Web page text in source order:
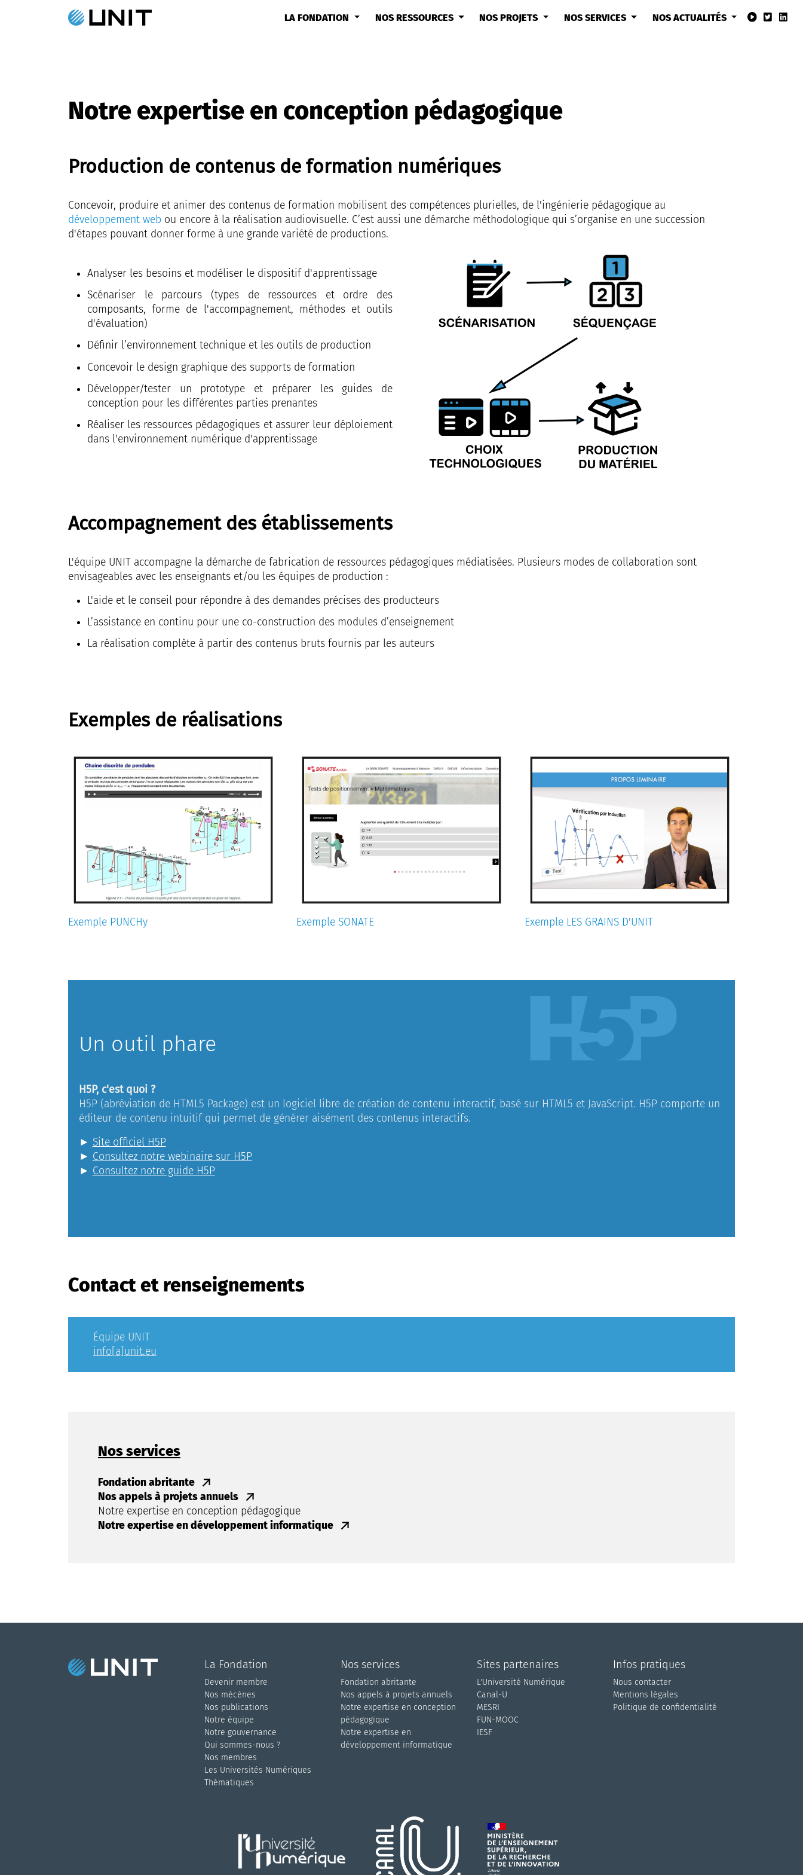
LA FONDATION NOS RESSOURCES NOS PROJETS NOS SERVICES NOS ACTUALITÉS
Notre expertise en conception pédagogique
Production de contenus de formation numériques
Concevoir, produire et animer des contenus de formation mobilisent des compétences plurielles, de l'ingénierie pédagogique au
développement web ou encore à la réalisation audiovisuelle. C’est aussi une démarche méthodologique qui s’organise en une succession
d'étapes pouvant donner forme à une grande variété de productions.
Analyser les besoins et modéliser le dispositif d'apprentissage
Scénariser le parcours (types de ressources et ordre des
composants, forme de l'accompagnement, méthodes et outils
d'évaluation)
Définir l’environnement technique et les outils de production
Concevoir le design graphique des supports de formation
Développer/tester un prototype et préparer les guides de
conception pour les différentes parties prenantes
Réaliser les ressources pédagogiques et assurer leur déploiement
dans l'environnement numérique d'apprentissage
Accompagnement des établissements
L'équipe UNIT accompagne la démarche de fabrication de ressources pédagogiques médiatisées. Plusieurs modes de collaboration sont
envisageables avec les enseignants et/ou les équipes de production :
L'aide et le conseil pour répondre à des demandes précises des producteurs
L’assistance en continu pour une co-construction des modules d’enseignement
La réalisation complète à partir des contenus bruts fournis par les auteurs
Exemples de réalisations
Exemple PUNCHy Exemple SONATE Exemple LES GRAINS D'UNIT
Un outil phare
H5P, c'est quoi ?
H5P (abréviation de HTML5 Package) est un logiciel libre de création de contenu interactif, basé sur HTML5 et JavaScript. H5P comporte un
éditeur de contenu intuitif qui permet de générer aisément des contenus interactifs.
► Site officiel H5P
► Consultez notre webinaire sur H5P
► Consultez notre guide H5P
Contact et renseignements
Équipe UNIT
info[a]unit.eu
Nos services
Fondation abritante
Nos appels à projets annuels
Notre expertise en conception pédagogique
Notre expertise en développement informatique
La Fondation
Devenir membre
Nos mécènes
Nos publications
Notre équipe
Notre gouvernance
Qui sommes-nous ?
Nos membres
Les Universités Numériques
Thématiques
Nos services
Fondation abritante
Nos appels à projets annuels
Notre expertise en conception
pédagogique
Notre expertise en
développement informatique
Sites partenaires
L'Université Numérique
Canal-U
MESRI
FUN-MOOC
IESF
Infos pratiques
Nous contacter
Mentions légales
Politique de confidentialité